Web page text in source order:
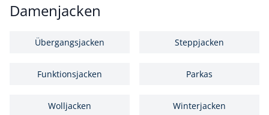
Damenjacken
Übergangsjacken Steppjacken
Funktionsjacken Parkas
Wolljacken Winterjacken